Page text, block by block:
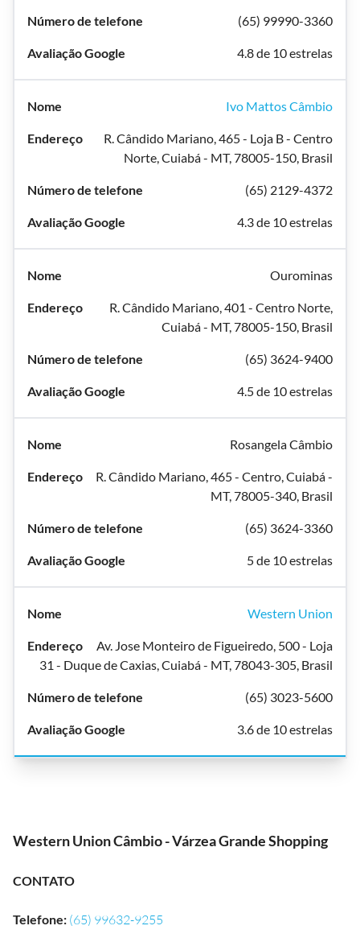
(65) 99990-3360
4.8 de 10 estrelas
Ivo Mattos Câmbio
R. Cândido Mariano, 465 - Loja B - Centro
Norte, Cuiabá - MT, 78005-150, Brasil
(65) 2129-4372
4.3 de 10 estrelas
Ourominas
R. Cândido Mariano, 401 - Centro Norte,
Cuiabá - MT, 78005-150, Brasil
(65) 3624-9400
4.5 de 10 estrelas
Rosangela Câmbio
R. Cândido Mariano, 465 - Centro, Cuiabá -
MT, 78005-340, Brasil
(65) 3624-3360
5 de 10 estrelas
Western Union
Av. Jose Monteiro de Figueiredo, 500 - Loja
31 - Duque de Caxias, Cuiabá - MT, 78043-305, Brasil
(65) 3023-5600
3.6 de 10 estrelas
Western Union Câmbio - Várzea Grande Shopping
CONTATO
Telefone: (65) 99632-9255